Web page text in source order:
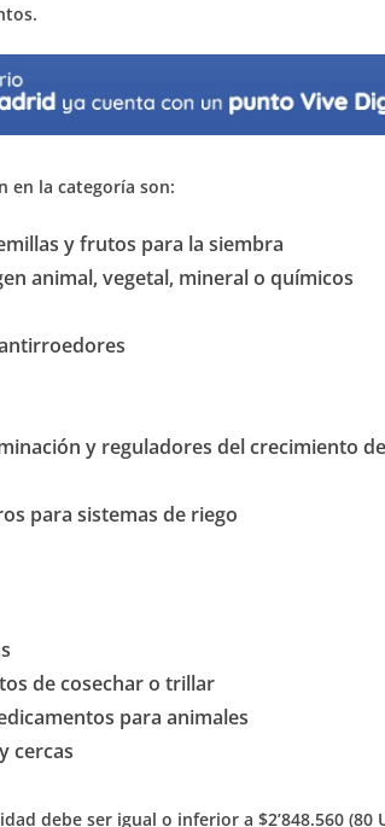
en la categoría son:
y frutos para la siembra
animal, vegetal, mineral o químicos
y reguladores del crecimiento
para sistemas de riego
de cosechar o trillar
para animales
cercas
debe ser igual o inferior a $2’848.560 (80